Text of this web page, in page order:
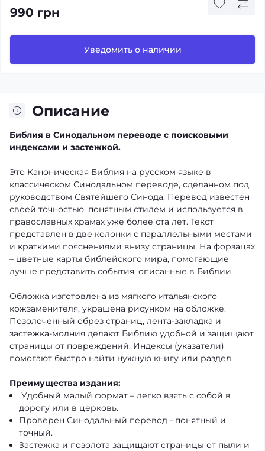
990 грн
Уведомить о наличии
Описание
Библия в Синодальном переводе с поисковыми
индексами и застежкой.
Это Каноническая Библия на русском языке в
классическом Синодальном переводе, сделанном под
руководством Святейшего Синода. Перевод известен
своей точностью, понятным стилем и используется в
православных храмах уже более ста лет. Текст
представлен в две колонки с параллельными местами
и краткими пояснениями внизу страницы. На форзацах
– цветные карты библейского мира, помогающие
лучше представить события, описанные в Библии.
Обложка изготовлена ​​из мягкого итальянского
кожзаменителя, украшена рисунком на обложке.
Позолоченный обрез страниц, лента-закладка и
застежка-молния делают Библию удобной и защищают
страницы от повреждений. Индексы (указатели)
помогают быстро найти нужную книгу или раздел.
Преимущества издания:
Удобный малый формат – легко взять с собой в
дорогу или в церковь.
Проверен Синодальный перевод - понятный и
точный.
Застежка и позолота защищают страницы от пыли и